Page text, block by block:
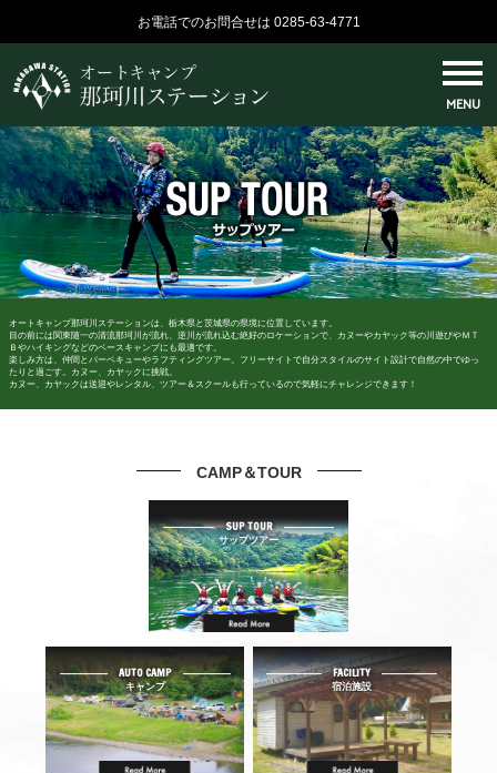
お電話でのお問合せは 0285-63-4771
MENU
オートキャンプ那珂川ステーションは、栃木県と茨城県の県境に位置しています。
目の前には関東随一の清流那珂川が流れ、逆川が流れ込む絶好のロケーションで、カヌーやカヤック等の川遊びやＭＴ
Ｂやハイキングなどのベースキャンプにも最適です。
楽しみ方は、仲間とバーベキューやラフティングツアー。フリーサイトで自分スタイルのサイト設計で自然の中でゆっ
たりと過ごす。カヌー、カヤックに挑戦。
カヌー、カヤックは送迎やレンタル、ツアー＆スクールも行っているので気軽にチャレンジできます！
CAMP＆TOUR
SUP TOUR
サップツアー
AUTO CAMP
キャンプ
FACILITY
宿泊施設